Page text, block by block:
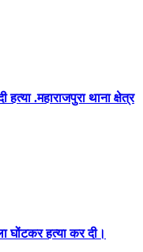
.महाराजपुरा थाना क्षेत्र
घोंटकर हत्या कर दी।